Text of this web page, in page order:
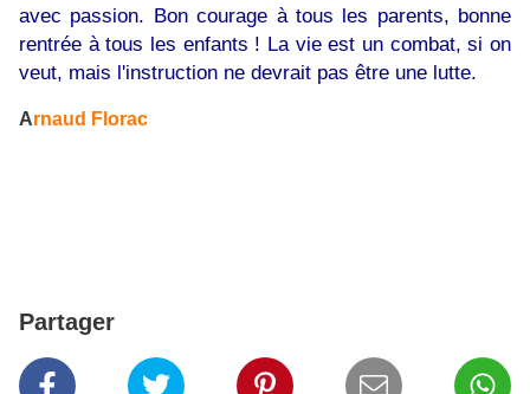
avec passion. Bon courage à tous les parents, bonne
rentrée à tous les enfants ! La vie est un combat, si on
veut, mais l'instruction ne devrait pas être une lutte.
Arnaud Florac
Partager